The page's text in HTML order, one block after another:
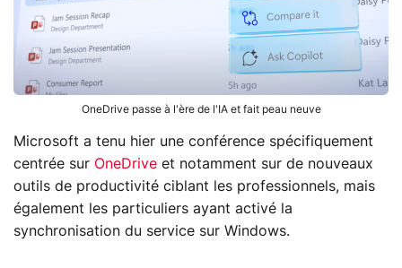
OneDrive passe à l'ère de l'IA et fait peau neuve
Microsoft a tenu hier une conférence spécifiquement
centrée sur OneDrive et notamment sur de nouveaux
outils de productivité ciblant les professionnels, mais
également les particuliers ayant activé la
synchronisation du service sur Windows.